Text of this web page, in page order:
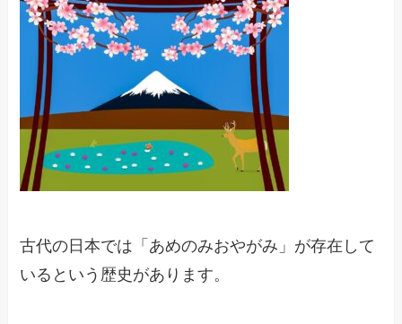
古代の日本では「あめのみおやがみ」が存在して
いるという歴史があります。